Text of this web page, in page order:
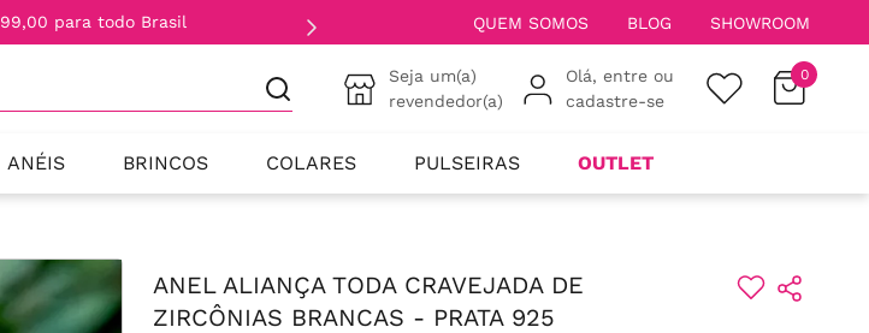
para todo Brasil QUEM SOMOS BLOG SHOWROOM
Seja um(a)
revendedor(a)
Olá, entre ou
cadastre-se
0
ANÉIS BRINCOS COLARES PULSEIRAS OUTLET
ANEL ALIANÇA TODA CRAVEJADA DE
ZIRCÔNIAS BRANCAS - PRATA 925